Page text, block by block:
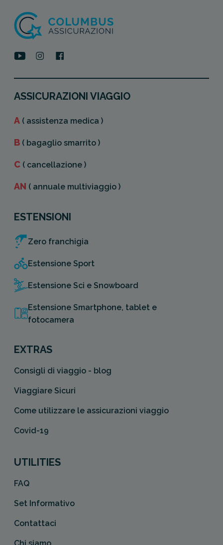
ASSICURAZIONI VIAGGIO
A ( assistenza medica )
B ( bagaglio smarrito )
C ( cancellazione )
AN ( annuale multiviaggio )
ESTENSIONI
Zero franchigia
Estensione Sport
Estensione Sci e Snowboard
Estensione Smartphone, tablet e
fotocamera
EXTRAS
Consigli di viaggio - blog
Viaggiare Sicuri
Come utilizzare le assicurazioni viaggio
Covid-19
UTILITIES
FAQ
Set Informativo
Contattaci